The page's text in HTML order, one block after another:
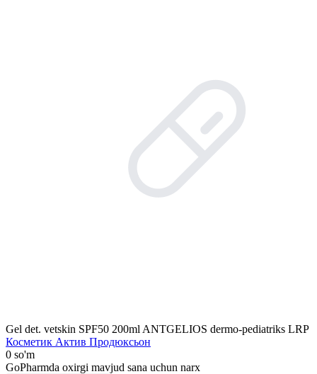
Gel det. vetskin SPF50 200ml ANTGЕLIOS dermo-pediatriks LRP
Косметик Актив Продюксьон
0 so'm
GoPharmda oxirgi mavjud sana uchun narx